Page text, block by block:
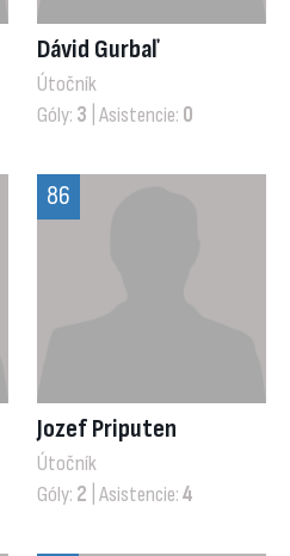
Dávid Gurbaľ
Útočník
Góly: 3 | Asistencie: 0
86
Jozef Priputen
Útočník
Góly: 2 | Asistencie:4